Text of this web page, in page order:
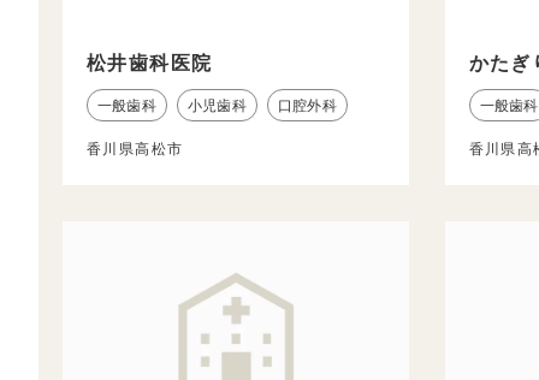
松井歯科医院
一般歯科 小児歯科 口腔外科
香川県高松市
かたぎ
一般歯科
香川県高